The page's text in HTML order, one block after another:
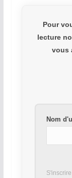
Pour
lecture
vous
Nom
S'inscrire